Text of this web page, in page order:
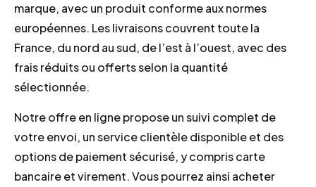
marque, avec un produit conforme aux normes
européennes. Les livraisons couvrent toute la
France, du nord au sud, de l’est à l’ouest, avec des
frais réduits ou offerts selon la quantité
sélectionnée.
Notre off​re en ligne propose un suivi complet de
votre envoi, un service clientèle disponible et des
options de paiement sécurisé, y compris carte
bancaire et virement. Vous pourrez ainsi acheter